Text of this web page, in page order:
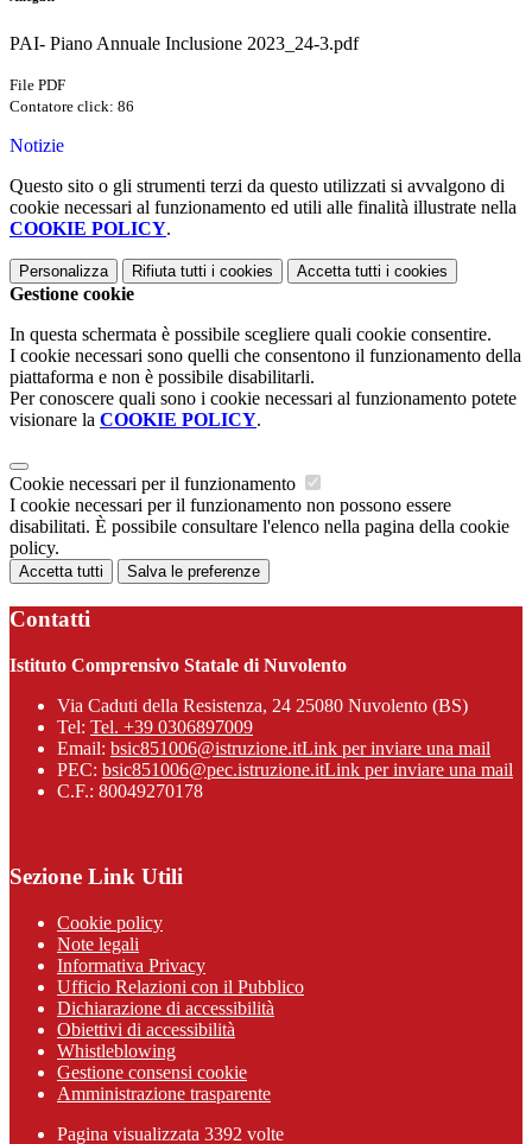
PAI- Piano Annuale Inclusione 2023_24-3.pdf
File PDF
Contatore click: 86
Notizie
Questo sito o gli strumenti terzi da questo utilizzati si avvalgono di
cookie necessari al funzionamento ed utili alle finalità illustrate nella
COOKIE POLICY.
Personalizza Rifiuta tutti i cookies Accetta tutti i cookies
Gestione cookie
In questa schermata è possibile scegliere quali cookie consentire.
I cookie necessari sono quelli che consentono il funzionamento della
piattaforma e non è possibile disabilitarli.
Per conoscere quali sono i cookie necessari al funzionamento potete
visionare la COOKIE POLICY.
Cookie necessari per il funzionamento
I cookie necessari per il funzionamento non possono essere
disabilitati. È possibile consultare l'elenco nella pagina della cookie
policy.
Accetta tutti Salva le preferenze
Contatti
Istituto Comprensivo Statale di Nuvolento
Via Caduti della Resistenza, 24 25080 Nuvolento (BS)
Tel: Tel. +39 0306897009
Email: bsic851006@istruzione.itLink per inviare una mail
PEC: bsic851006@pec.istruzione.itLink per inviare una mail
C.F.: 80049270178
Sezione Link Utili
Cookie policy
Note legali
Informativa Privacy
Ufficio Relazioni con il Pubblico
Dichiarazione di accessibilità
Obiettivi di accessibilità
Whistleblowing
Gestione consensi cookie
Amministrazione trasparente
Pagina visualizzata 3392 volte